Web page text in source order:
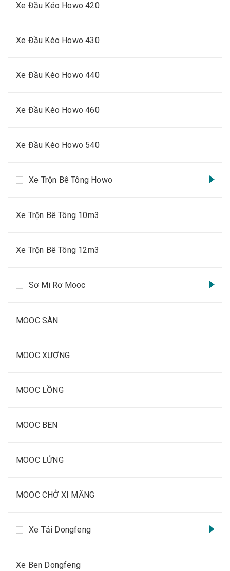
Xe Đầu Kéo Howo 420
Xe Đầu Kéo Howo 430
Xe Đầu Kéo Howo 440
Xe Đầu Kéo Howo 460
Xe Đầu Kéo Howo 540
Xe Trộn Bê Tông Howo
Xe Trộn Bê Tông 10m3
Xe Trộn Bê Tông 12m3
Sơ Mi Rơ Mooc
MOOC SÀN
MOOC XƯƠNG
MOOC LỒNG
MOOC BEN
MOOC LỬNG
MOOC CHỞ XI MĂNG
Xe Tải Dongfeng
Xe Ben Dongfeng